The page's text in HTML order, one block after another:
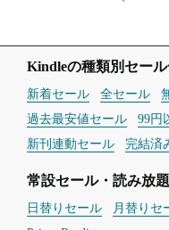
Kindleの種類別セー
新着セール 全セール
過去最安値セール
99円
新刊連動セール
完結済
常設セール・読み放題
日替りセール 月替りセ